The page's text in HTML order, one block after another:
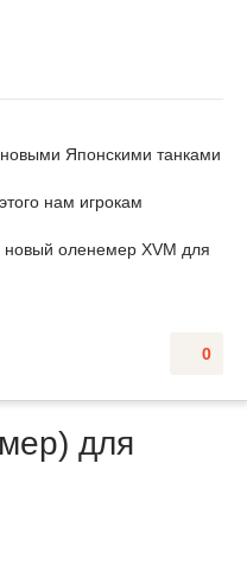
Японскими танками
нам игрокам
оленемер XVM для
0
для